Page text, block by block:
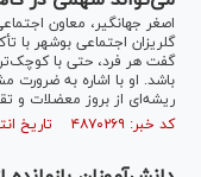
اصغر جهانگیر، معاون
گلریزان اجتماعی بوشهر با
گفت هر فرد، حتی با
باشد. او با اشاره به ضرورت
ریشه‌ای از بروز معضلات و
کد خبر: ۴۸۷۰۲۶۹ تاریخ انتشار : ۱۴۰۴/۰۹/۱۳